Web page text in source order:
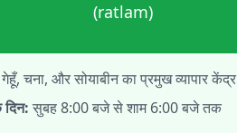
(ratlam)
गेहूँ, चना, और सोयाबीन का प्रमुख व्यापार केंद्र
दिन: सुबह 8:00 बजे से शाम 6:00 बजे तक